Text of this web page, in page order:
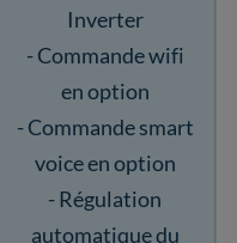
Inverter
- Commande wifi
en option
- Commande smart
voice en option
- Régulation
automatique du